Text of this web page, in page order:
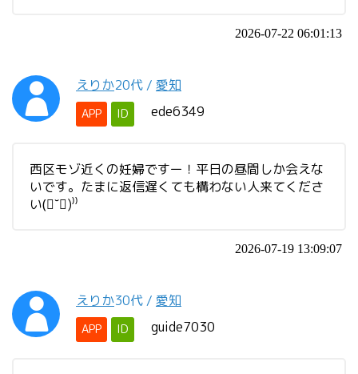
2026-07-22 06:01:13
えりか20代 / 愛知
APP ID ede6349
西区モゾ近くの妊婦ですー！平日の昼間しか会えな
いです。たまに返信遅くても構わない人来てくださ
い(॑˘॑)⁾⁾
2026-07-19 13:09:07
えりか30代 / 愛知
APP ID guide7030